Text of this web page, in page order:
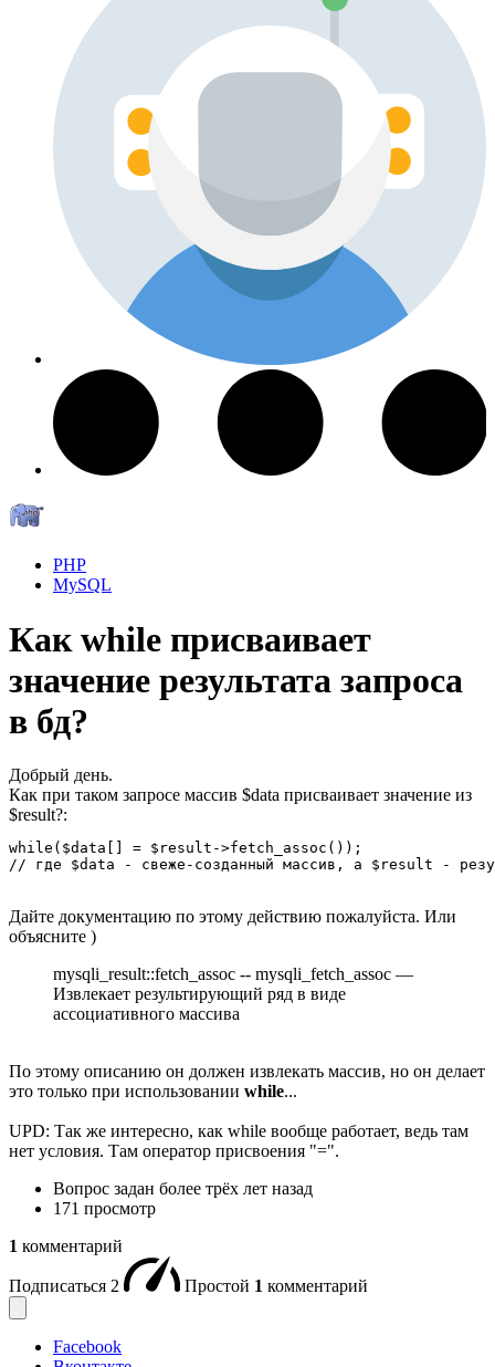
PHP
MySQL
Как while присваивает
значение результата запроса
в бд?
Добрый день.
Как при таком запросе массив $data присваивает значение из
$result?:
while($data[] = $result->fetch_assoc());
// где $data - свеже-созданный массив, а $result -
Дайте документацию по этому действию пожалуйста. Или
объясните )
mysqli_result::fetch_assoc -- mysqli_fetch_assoc —
Извлекает результирующий ряд в виде
ассоциативного массива
По этому описанию он должен извлекать массив, но он делает
это только при использовании while...
UPD: Так же интересно, как while вообще работает, ведь там
нет условия. Там оператор присвоения "=".
Вопрос задан более трёх лет назад
171 просмотр
1 комментарий
Подписаться 2 Простой 1 комментарий
Facebook